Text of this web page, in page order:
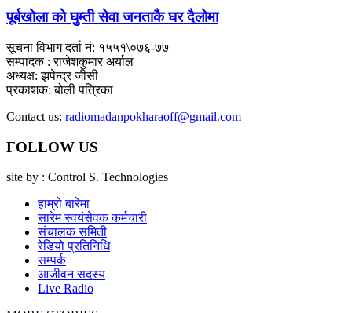
पूर्बखाेला काे घुम्ती सेवा जनताकै घर दैलाेमा
सूचना विभाग दर्ता नं: १५५१\०७६-७७
सम्पादक : राजेशकुमार अर्याल
अध्यक्ष: झपेन्द्र जीसी
प्रकाशक: बोली पत्रिका
Contact us: radiomadanpokharaoff@gmail.com
FOLLOW US
site by : Control S. Technologies
हाम्रो बारेमा
सारेम स्वयंसेवक कर्मचारी
संचालक समिती
रेडियो प्रतिनिधि
सम्पर्क
आजीवन सदस्य
Live Radio